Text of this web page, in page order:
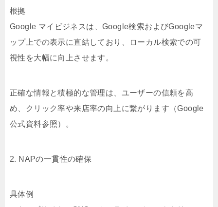
根拠
Google マイビジネスは、Google検索およびGoogleマ
ップ上での表示に直結しており、ローカル検索での可
視性を大幅に向上させます。
正確な情報と積極的な管理は、ユーザーの信頼を高
め、クリック率や来店率の向上に繋がります（Google
公式資料参照）。
2. NAPの一貫性の確保
具体例